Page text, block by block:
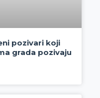
pozivari koji
grada pozivaju